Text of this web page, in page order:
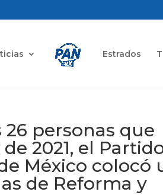
Estrados
personas que
2021, el
México colocó
de Reforma y